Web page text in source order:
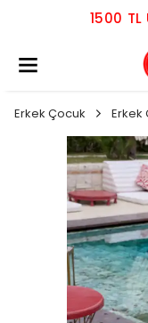
1500 TL
Erkek Çocuk Erkek